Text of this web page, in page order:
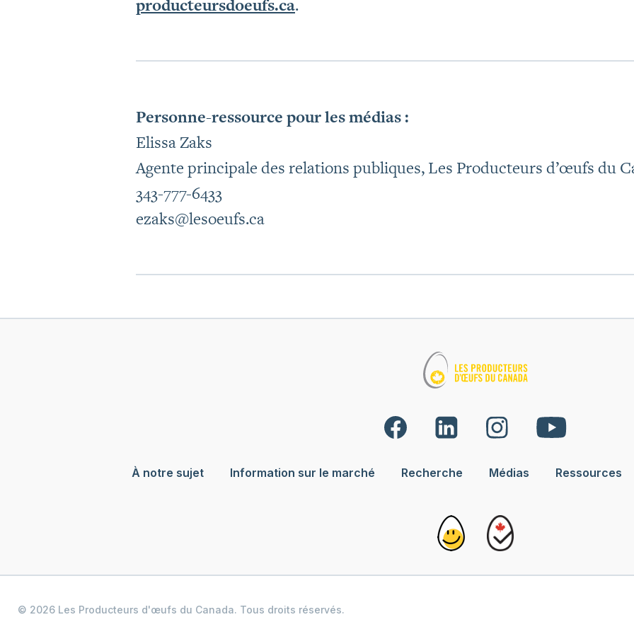
producteursdoeufs.ca.
Personne-ressource pour les médias :
Elissa Zaks
Agente principale des relations publiques, Les Producteurs d’œufs du
343-777-6433
ezaks@lesoeufs.ca
À notre sujet Information sur le marché Recherche Médias Ressources
© 2026 Les Producteurs d'œufs du Canada. Tous droits réservés.